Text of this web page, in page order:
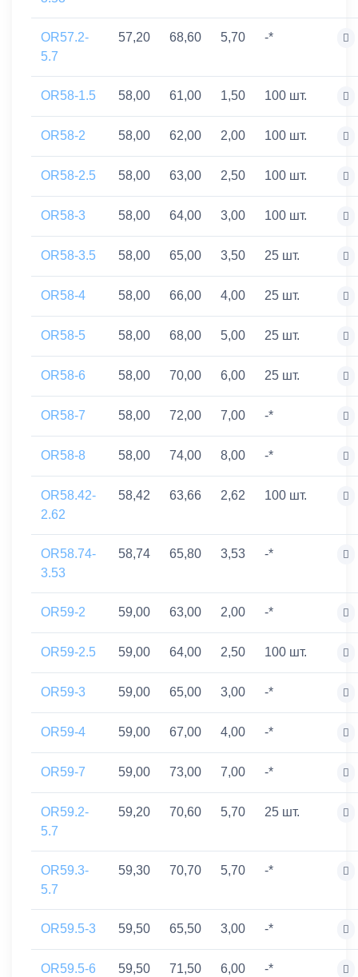
OR57.2-
5.7
57,20 68,60 5,70 -*
OR58-1.5 58,00 61,00 1,50 100 шт.
OR58-2 58,00 62,00 2,00 100 шт.
OR58-2.5 58,00 63,00 2,50 100 шт.
OR58-3 58,00 64,00 3,00 100 шт.
OR58-3.5 58,00 65,00 3,50 25 шт.
OR58-4 58,00 66,00 4,00 25 шт.
OR58-5 58,00 68,00 5,00 25 шт.
OR58-6 58,00 70,00 6,00 25 шт.
OR58-7 58,00 72,00 7,00 -*
OR58-8 58,00 74,00 8,00 -*
OR58.42-
2.62
58,42 63,66 2,62 100 шт.
OR58.74-
3.53
58,74 65,80 3,53 -*
OR59-2 59,00 63,00 2,00 -*
OR59-2.5 59,00 64,00 2,50 100 шт.
OR59-3 59,00 65,00 3,00 -*
OR59-4 59,00 67,00 4,00 -*
OR59-7 59,00 73,00 7,00 -*
OR59.2-
5.7
59,20 70,60 5,70 25 шт.
OR59.3-
5.7
59,30 70,70 5,70 -*
OR59.5-3 59,50 65,50 3,00 -*
OR59.5-6 59,50 71,50 6,00 -*